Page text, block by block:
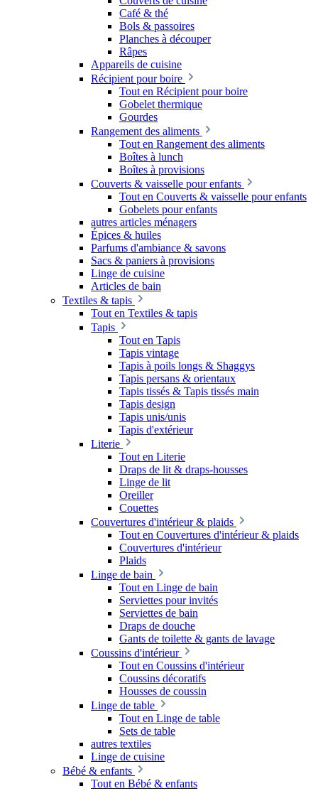
Café & thé
Bols & passoires
Planches à découper
Râpes
Appareils de cuisine
Récipient pour boire
Tout en Récipient pour boire
Gobelet thermique
Gourdes
Rangement des aliments
Tout en Rangement des aliments
Boîtes à lunch
Boîtes à provisions
Couverts & vaisselle pour enfants
Tout en Couverts & vaisselle pour enfants
Gobelets pour enfants
autres articles ménagers
Épices & huiles
Parfums d'ambiance & savons
Sacs & paniers à provisions
Linge de cuisine
Articles de bain
Textiles & tapis
Tout en Textiles & tapis
Tapis
Tout en Tapis
Tapis vintage
Tapis à poils longs & Shaggys
Tapis persans & orientaux
Tapis tissés & Tapis tissés main
Tapis design
Tapis unis/unis
Tapis d'extérieur
Literie
Tout en Literie
Draps de lit & draps-housses
Linge de lit
Oreiller
Couettes
Couvertures d'intérieur & plaids
Tout en Couvertures d'intérieur & plaids
Couvertures d'intérieur
Plaids
Linge de bain
Tout en Linge de bain
Serviettes pour invités
Serviettes de bain
Draps de douche
Gants de toilette & gants de lavage
Coussins d'intérieur
Tout en Coussins d'intérieur
Coussins décoratifs
Housses de coussin
Linge de table
Tout en Linge de table
Sets de table
autres textiles
Linge de cuisine
Bébé & enfants
Tout en Bébé & enfants